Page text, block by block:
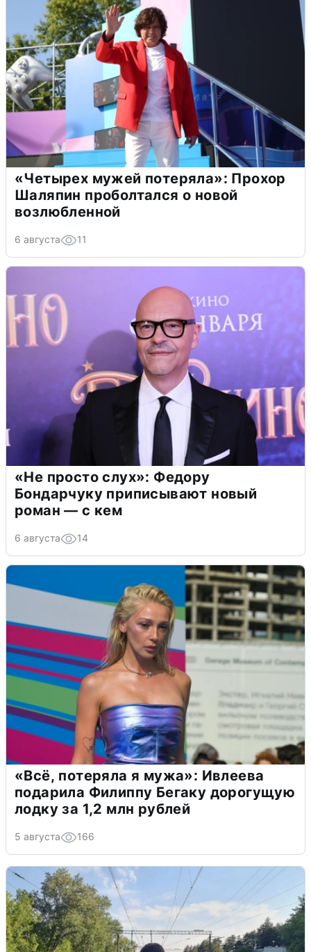
«Четырех мужей потеряла»: Прохор
Шаляпин проболтался о новой
возлюбленной
6 августа 11
«Не просто слух»: Федору
Бондарчуку приписывают новый
роман — с кем
6 августа 14
«Всё, потеряла я мужа»: Ивлеева
подарила Филиппу Бегаку дорогущую
лодку за 1,2 млн рублей
5 августа 166